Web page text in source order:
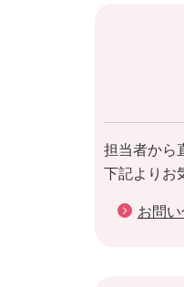
担当者から
下記よりお
お問